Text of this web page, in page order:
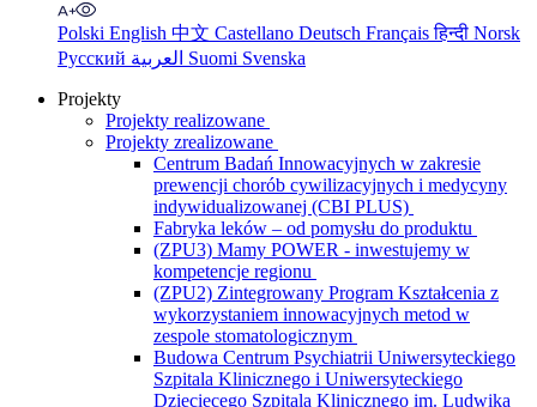
Polski English 中文 Castellano Deutsch Françaisहिन्दी Norsk
Русский
Suomi Svenska
Projekty
Projekty realizowane
Projekty zrealizowane
Centrum Badań Innowacyjnych w zakresie
prewencji chorób cywilizacyjnych i medycyny
indywidualizowanej (CBI PLUS)
Fabryka leków – od pomysłu do produktu
(ZPU3) Mamy POWER - inwestujemy w
kompetencje regionu
(ZPU2) Zintegrowany Program Kształcenia z
wykorzystaniem innowacyjnych metod w
zespole stomatologicznym
Budowa Centrum Psychiatrii Uniwersyteckiego
Szpitala Klinicznego i Uniwersyteckiego
Dziecięcego Szpitala Klinicznego im. Ludwika